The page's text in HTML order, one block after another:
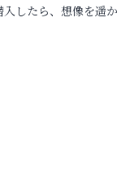
したら、想像を遥